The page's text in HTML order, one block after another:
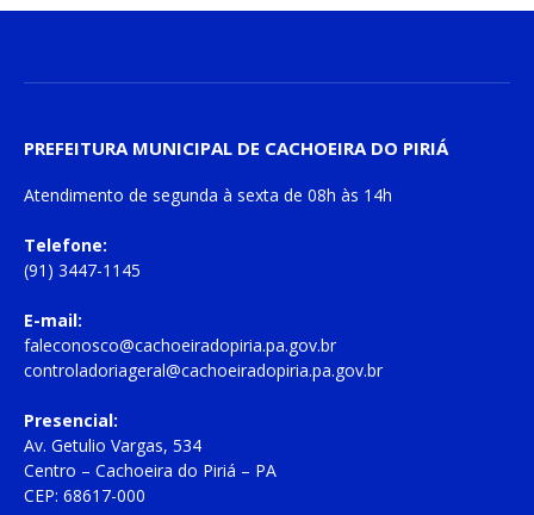
PREFEITURA MUNICIPAL DE CACHOEIRA DO PIRIÁ
Atendimento de segunda à sexta de 08h às 14h
Telefone:
(91) 3447-1145
E-mail:
faleconosco@cachoeiradopiria.pa.gov.br
controladoriageral@cachoeiradopiria.pa.gov.br
Presencial:
Av. Getulio Vargas, 534
Centro – Cachoeira do Piriá – PA
CEP: 68617-000